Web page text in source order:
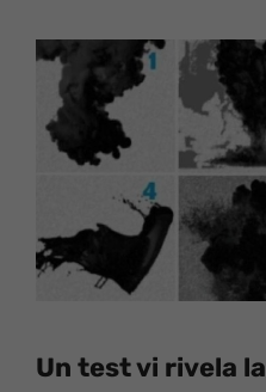
Un test vi rivela